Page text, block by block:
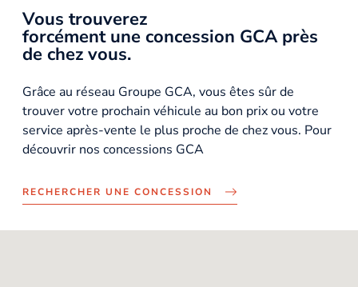
Vous trouverez
forcément une concession GCA près
de chez vous.
Grâce au réseau Groupe GCA, vous êtes sûr de
trouver votre prochain véhicule au bon prix ou votre
service après-vente le plus proche de chez vous. Pour
découvrir nos concessions GCA
RECHERCHER UNE CONCESSION